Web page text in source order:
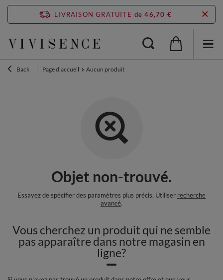
LIVRAISON GRATUITE de 46,70 €
Back Page d'accueil Aucun produit
Objet non-trouvé.
Essayez de spécifier des paramètres plus précis. Utiliser recherche
avancé.
Vous cherchez un produit qui ne semble
pas apparaître dans notre magasin en
ligne?